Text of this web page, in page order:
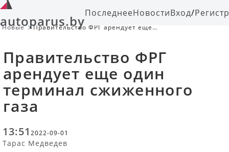
autoparus.byПоследнееНовостиВход/
Новые
Правительство ФРГ арендует еще
Правительство ФРГ
арендует еще один
терминал сжиженного
газа
13:51 2022-09-01
Тарас Медведев